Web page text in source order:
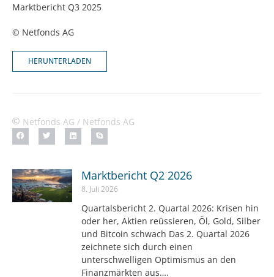
Marktbericht Q3 2025
© Netfonds AG
HERUNTERLADEN
Netfonds AG / Netfonds AG
Marktbericht Q2 2026
8. Juli 2026
Quartalsbericht 2. Quartal 2026: Krisen hin
oder her, Aktien reüssieren, Öl, Gold, Silber
und Bitcoin schwach Das 2. Quartal 2026
zeichnete sich durch einen
unterschwelligen Optimismus an den
Finanzmärkten aus….